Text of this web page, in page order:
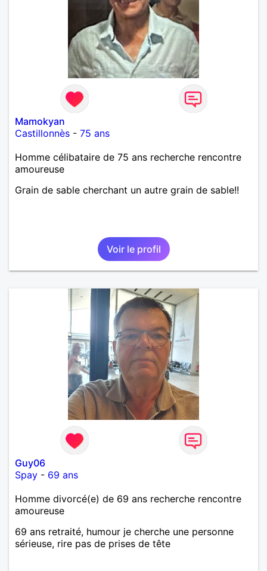
Mamokyan
Castillonnès - 75 ans
Homme célibataire de 75 ans recherche rencontre
amoureuse
Grain de sable cherchant un autre grain de sable!!
Voir le profil
Guy06
Spay - 69 ans
Homme divorcé(e) de 69 ans recherche rencontre
amoureuse
69 ans retraité, humour je cherche une personne
sérieuse, rire pas de prises de tête